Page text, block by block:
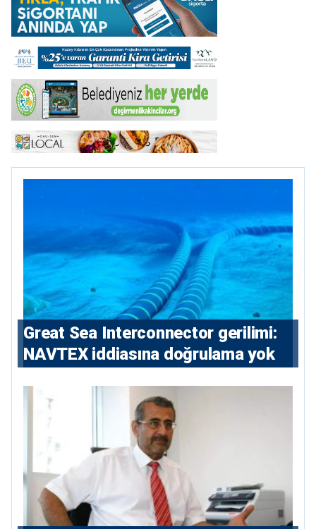
Great Sea Interconnector gerilimi:
NAVTEX iddiasına doğrulama yok